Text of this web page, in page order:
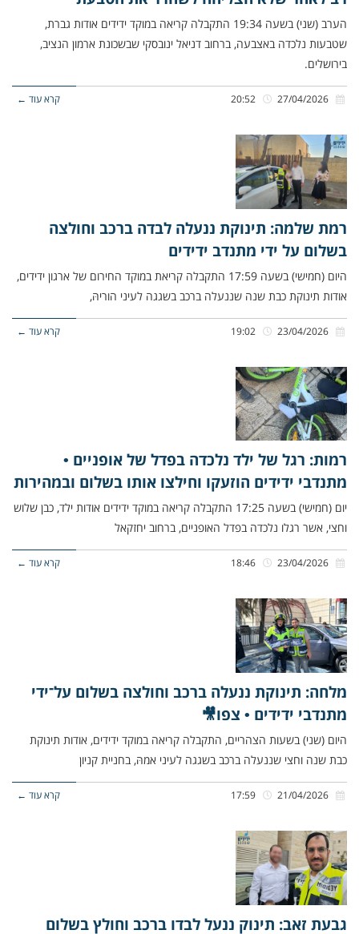
הערב (שני) בשעה 19:34 התקבלה קריאה במוקד ידידים אודות גברת,
שטבעות נלכדה באצבעה, ברחוב דניאל ינובסקי שבשכונת ארמון הנציב,
בירושלים.
קרא עוד ←
רמת שלמה: תינוקת ננעלה לבדה ברכב וחולצה
בשלום על ידי מתנדב ידידים
היום (חמישי) בשעה 17:59 התקבלה קריאת במוקד החירום של ארגון ידידים,
אודות תינוקת כבת שנה שננעלה ברכב בשגגה לעיני הוריהּ,
קרא עוד ←
רמות: רגל של ילד נלכדה בפדל של אופניים •
מתנדבי ידידים הוזעקו וחילצו אותו בשלום ובמהירות
יום (חמישי) בשעה 17:25 התקבלה קריאה במוקד ידידים אודות ילד, כבן שלוש
וחצי, אשר רגלו נלכדה בפדל האופניים, ברחוב יחזקאל
קרא עוד ←
מלחה: תינוקת ננעלה ברכב וחולצה בשלום על־ידי
מתנדבי ידידים • צפו🎥
היום (שני) בשעות הצהריים, התקבלה קריאה במוקד ידידים, אודות תינוקת
כבת שנה וחצי שננעלה ברכב בשגגה לעיני אמהּ, בחניית קניון
קרא עוד ←
גבעת זאב: תינוק ננעל לבדו ברכב וחולץ בשלום